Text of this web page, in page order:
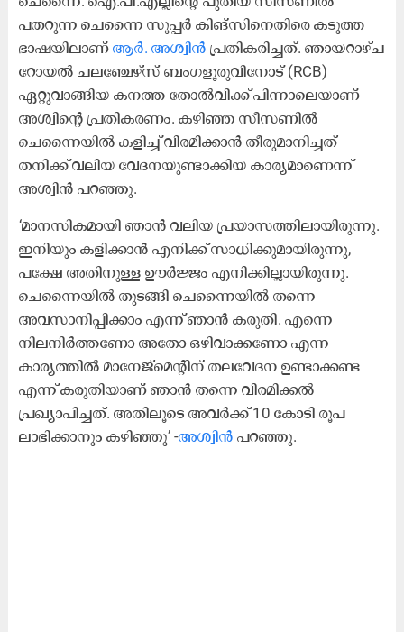
പതറുന്ന ചെന്നൈ സൂപ്പർ കിങ്സിനെതിരെ കടുത്ത
ഭാഷയിലാണ് ആർ. അശ്വിൻ പ്രതികരിച്ചത്. ഞായറാഴ്ച
റോയൽ ചലഞ്ചേഴ്സ് ബംഗളൂരുവിനോട് (RCB)
ഏറ്റുവാങ്ങിയ കനത്ത തോൽവിക്ക് പിന്നാലെയാണ്
അശ്വിന്റെ പ്രതികരണം. കഴിഞ്ഞ സീസണിൽ
ചെന്നൈയിൽ കളിച്ച് വിരമിക്കാൻ തീരുമാനിച്ചത്
തനിക്ക് വലിയ വേദനയുണ്ടാക്കിയ കാര്യമാണെന്ന്
അശ്വിൻ പറഞ്ഞു.
‘മാനസികമായി ഞാൻ വലിയ പ്രയാസത്തിലായിരുന്നു.
ഇനിയും കളിക്കാൻ എനിക്ക് സാധിക്കുമായിരുന്നു,
പക്ഷേ അതിനുള്ള ഊർജ്ജം എനിക്കില്ലായിരുന്നു.
ചെന്നൈയിൽ തുടങ്ങി ചെന്നൈയിൽ തന്നെ
അവസാനിപ്പിക്കാം എന്ന് ഞാൻ കരുതി. എന്നെ
നിലനിർത്തണോ അതോ ഒഴിവാക്കണോ എന്ന
കാര്യത്തിൽ മാനേജ്‌മെന്റിന് തലവേദന ഉണ്ടാക്കണ്ട
എന്ന് കരുതിയാണ് ഞാൻ തന്നെ വിരമിക്കൽ
പ്രഖ്യാപിച്ചത്. അതിലൂടെ അവർക്ക് 10 കോടി രൂപ
ലാഭിക്കാനും കഴിഞ്ഞു’ -അശ്വിൻ പറഞ്ഞു.